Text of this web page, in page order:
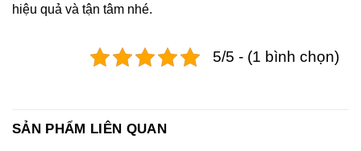
hiệu quả và tận tâm nhé.
5/5 - (1 bình chọn)
SẢN PHẨM LIÊN QUAN